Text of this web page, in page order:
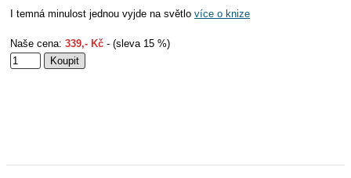
I temná minulost jednou vyjde na světlo více o knize
Naše cena: 339,- Kč - (sleva 15 %)